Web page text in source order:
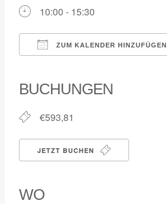
10:00 - 15:30
ZUM KALENDER HINZUFÜGEN
BUCHUNGEN
€593,81
JETZT BUCHEN
WO